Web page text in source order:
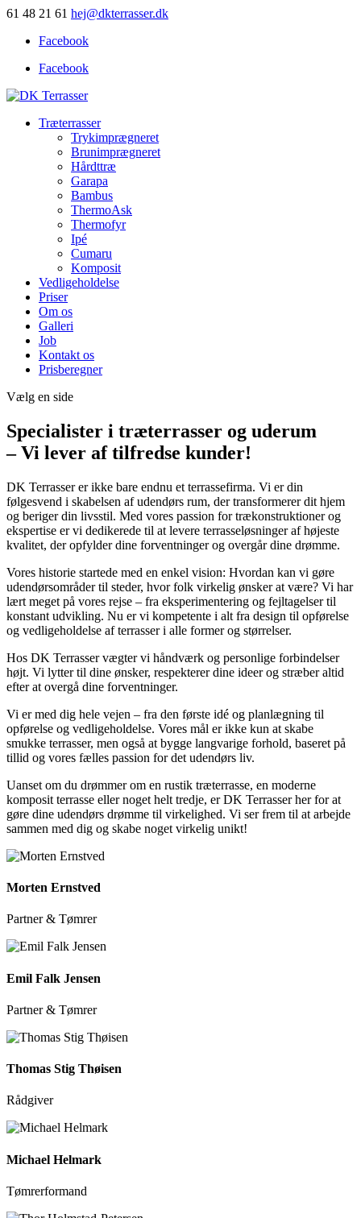
61 48 21 61 hej@dkterrasser.dk
Facebook
Facebook
Træterrasser
Trykimprægneret
Brunimprægneret
Hårdttræ
Garapa
Bambus
ThermoAsk
Thermofyr
Ipé
Cumaru
Komposit
Vedligeholdelse
Priser
Om os
Galleri
Job
Kontakt os
Prisberegner
Vælg en side
Specialister i træterrasser og uderum
– Vi lever af tilfredse kunder!
DK Terrasser er ikke bare endnu et terrassefirma. Vi er din
følgesvend i skabelsen af udendørs rum, der transformerer dit hjem
og beriger din livsstil. Med vores passion for trækonstruktioner og
ekspertise er vi dedikerede til at levere terrasseløsninger af højeste
kvalitet, der opfylder dine forventninger og overgår dine drømme.
Vores historie startede med en enkel vision: Hvordan kan vi gøre
udendørsområder til steder, hvor folk virkelig ønsker at være? Vi har
lært meget på vores rejse – fra eksperimentering og fejltagelser til
konstant udvikling. Nu er vi kompetente i alt fra design til opførelse
og vedligeholdelse af terrasser i alle former og størrelser.
Hos DK Terrasser vægter vi håndværk og personlige forbindelser
højt. Vi lytter til dine ønsker, respekterer dine ideer og stræber altid
efter at overgå dine forventninger.
Vi er med dig hele vejen – fra den første idé og planlægning til
opførelse og vedligeholdelse. Vores mål er ikke kun at skabe
smukke terrasser, men også at bygge langvarige forhold, baseret på
tillid og vores fælles passion for det udendørs liv.
Uanset om du drømmer om en rustik træterrasse, en moderne
komposit terrasse eller noget helt tredje, er DK Terrasser her for at
gøre dine udendørs drømme til virkelighed. Vi ser frem til at arbejde
sammen med dig og skabe noget virkelig unikt!
Morten Ernstved
Partner & Tømrer
Emil Falk Jensen
Partner & Tømrer
Thomas Stig Thøisen
Rådgiver
Michael Helmark
Tømrerformand